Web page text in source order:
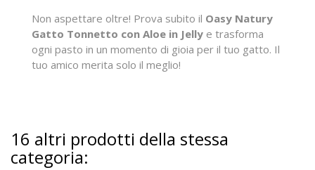
Non aspettare oltre! Prova subito il Oasy Natury
Gatto Tonnetto con Aloe in Jelly e trasforma
ogni pasto in un momento di gioia per il tuo gatto. Il
tuo amico merita solo il meglio!
16 altri prodotti della stessa
categoria: